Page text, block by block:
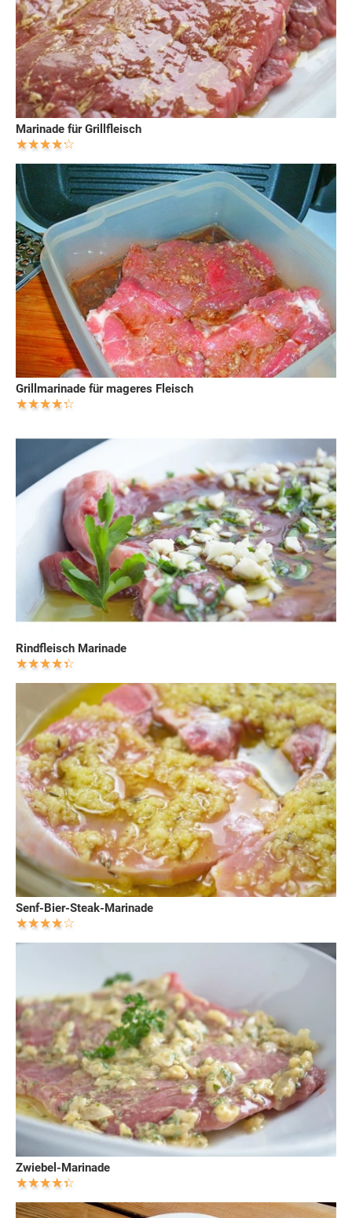
Marinade für Grillfleisch
Grillmarinade für mageres Fleisch
Rindfleisch Marinade
Senf-Bier-Steak-Marinade
Zwiebel-Marinade